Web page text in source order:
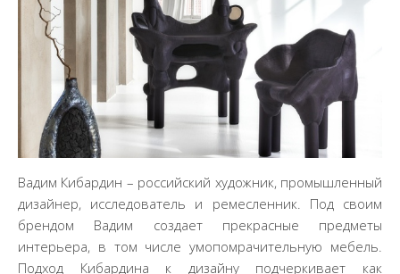
Вадим Кибардин – российский художник, промышленный
дизайнер, исследователь и ремесленник. Под своим
брендом Вадим создает прекрасные предметы
интерьера, в том числе умопомрачительную мебель.
Подход Кибардина к дизайну подчеркивает как